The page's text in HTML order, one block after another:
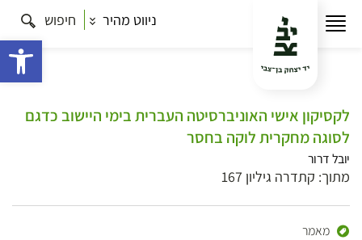
ניווט מהיר חיפוש
לקסיקון אישי האוניברסיטה העברית בימי היישוב כדגם
לסוגה מחקרית לוקה בחסר
יובל דרור
מתוך: קתדרה גיליון 167
מאמר